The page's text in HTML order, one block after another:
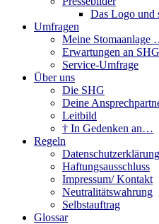
Das Logo und
Umfragen
Meine Stomaanlage
Erwartungen an
Service-Umfrage
Über uns
Die SHG
Deine
Leitbild
† In Gedenken an…
Regeln
Datenschutzerklärung
Haftungsausschluss
Impressum/ Kontakt
Neutralitätswahrung
Selbstauftrag
Glossar